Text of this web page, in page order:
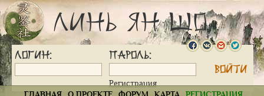
Линь Ян Шо
Логин: Пароль:
Регистрация